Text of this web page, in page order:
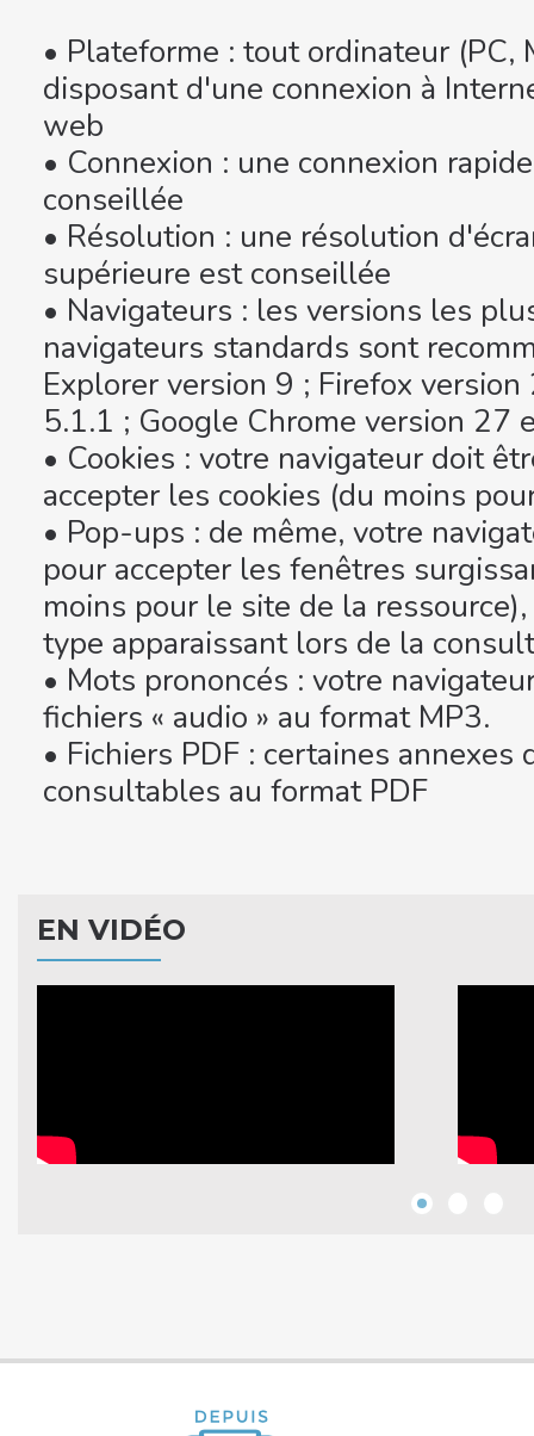
• Plateforme : tout ordinateur
disposant d'une connexion à
web
• Connexion : une connexion
conseillée
• Résolution : une résolution
supérieure est conseillée
• Navigateurs : les versions les
navigateurs standards sont
Explorer version 9 ; Firefox
5.1.1 ; Google Chrome version 27
• Cookies : votre navigateur doit
accepter les cookies (du moins
• Pop-ups : de même, votre
pour accepter les fenêtres
moins pour le site de la
type apparaissant lors de la
• Mots prononcés : votre
fichiers « audio » au format MP3.
• Fichiers PDF : certaines
consultables au format PDF
EN VIDÉO